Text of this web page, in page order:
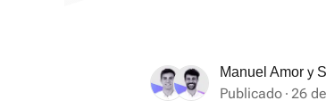
Manuel Amor y
Publicado 26